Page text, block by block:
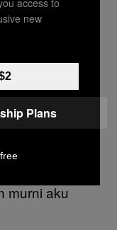
jadi
hal
jadi guru,
enggak
murni aku
new
Plans